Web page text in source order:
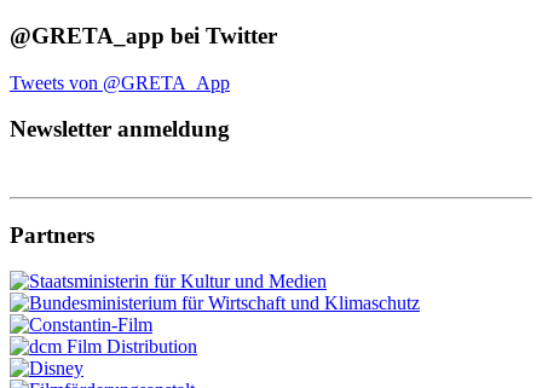
@GRETA_app bei Twitter
Tweets von @GRETA_App
Newsletter anmeldung
Partners